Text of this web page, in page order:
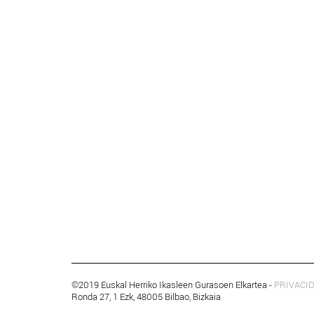
©2019 Euskal Herriko Ikasleen Gurasoen Elkartea -
Ronda 27, 1 Ezk, 48005 Bilbao, Bizkaia